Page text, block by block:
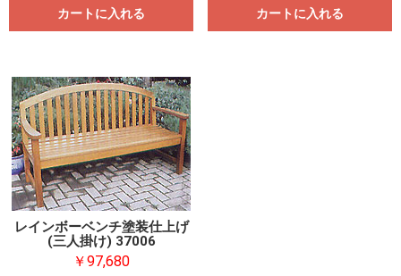
カートに入れる カートに入れる
レインボーベンチ塗装仕上げ
(三人掛け) 37006
￥97,680
お買い物を続ける